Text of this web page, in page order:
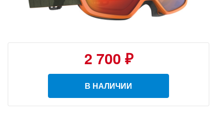
2 700 ₽
В НАЛИЧИИ